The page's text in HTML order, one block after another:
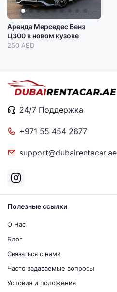
Аренда Мерседес Бенз
Ц300 в новом кузове
250 AED
24/7 Поддержка
+971 55 454 2677
support@dubairentacar.ae
Полезные ссылки
О Нас
Блог
Связаться с нами
Часто задаваемые вопросы
Условия и положения